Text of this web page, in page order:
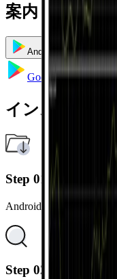
案内
Android iOS
Google Playへ移動
インストール
Step 01
Android端末でGoogle
Step 02